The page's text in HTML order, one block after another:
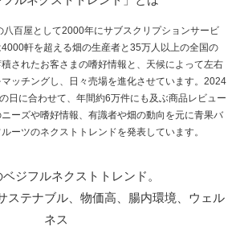
百屋として2000年にサブスクリプションサービ
軒を超える畑の生産者と35万人以上の全国の
されたお客さまの嗜好情報と、天候によって左右
ッチングし、日々売場を進化させています。2024
日に合わせて、年間約6万件にも及ぶ商品レビュー
ーズや嗜好情報、有識者や畑の動向を元に青果バ
ーツのネクストトレンドを発表しています。
ジフルネクストトレンド。
ステナブル、物価高、腸内環境、ウェル
ネス